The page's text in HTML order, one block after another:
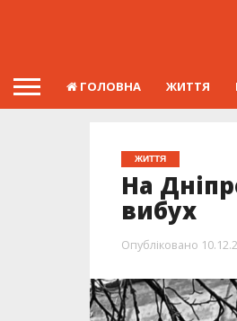
ГОЛОВНА ЖИТТЯ
ЖИТТЯ
На
вибух
Опубліковано